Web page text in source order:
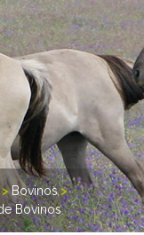
>Bovinos>
Bovinos